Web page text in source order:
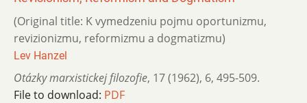
(Original title: K vymedzeniu pojmu oportunizmu,
revizionizmu, reformizmu a dogmatizmu)
Lev Hanzel
Otázky marxistickej filozofie, 17 (1962), 6, 495-509.
File to download: PDF